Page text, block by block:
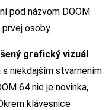
pod názvom DOOM
osoby.
grafický vizuál.
niekdajším stvárnením
64 nie je novinka,
klávesnice